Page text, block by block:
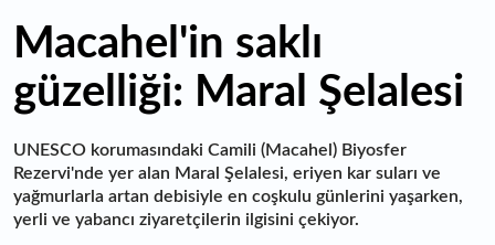
Macahel'in saklı
güzelliği: Maral Şelalesi
UNESCO korumasındaki Camili (Macahel) Biyosfer
Rezervi'nde yer alan Maral Şelalesi, eriyen kar suları ve
yağmurlarla artan debisiyle en coşkulu günlerini yaşarken,
yerli ve yabancı ziyaretçilerin ilgisini çekiyor.